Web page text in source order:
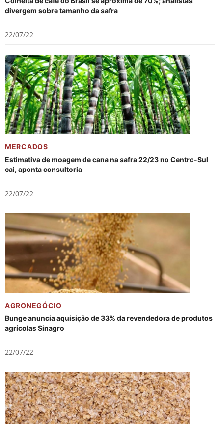
divergem sobre tamanho da safra
22/07/22
MERCADOS
Estimativa de moagem de cana na safra 22/23 no Centro-Sul
cai, aponta consultoria
22/07/22
AGRONEGÓCIO
Bunge anuncia aquisição de 33% da revendedora de produtos
agrícolas Sinagro
22/07/22